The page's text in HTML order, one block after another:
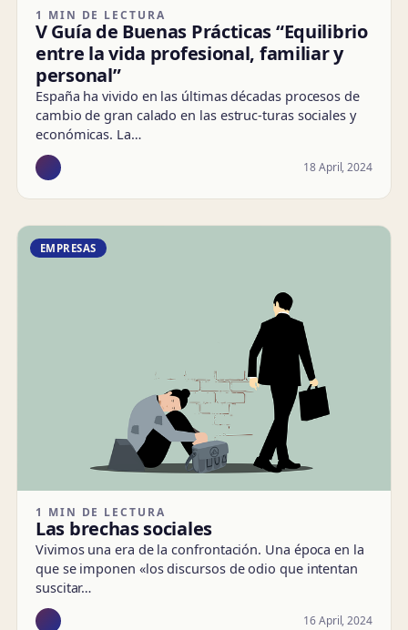
1 MIN DE LECTURA
V Guía de Buenas Prácticas “Equilibrio
entre la vida profesional, familiar y
personal”
España ha vivido en las últimas décadas procesos de
cambio de gran calado en las estruc-turas sociales y
económicas. La…
18 April, 2024
EMPRESAS
1 MIN DE LECTURA
Las brechas sociales
Vivimos una era de la confrontación. Una época en la
que se imponen «los discursos de odio que intentan
suscitar…
16 April, 2024